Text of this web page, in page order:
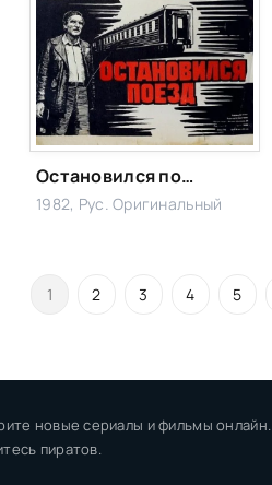
Остановился поезд
1982, Рус. Оригинальный
1 2 3 4 5
новые сериалы и фильмы онлайн.
пиратов.